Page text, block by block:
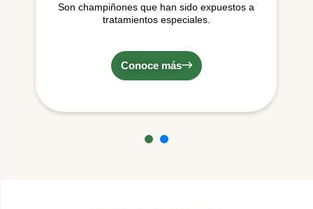
Son champiñones que han sido expuestos a
tratamientos especiales.
Conoce más